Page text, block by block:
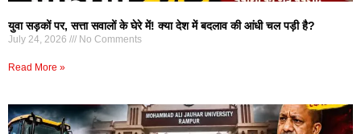
युवा सड़कों पर, सत्ता सवालों के घेरे में! क्या देश में बदलाव की आंधी चल पड़ी है?
July 24, 2026 No Comments
Read More »